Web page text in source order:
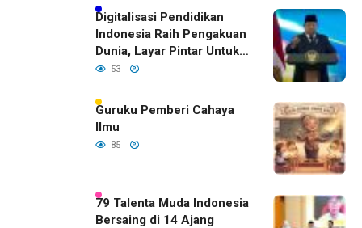
Digitalisasi Pendidikan
Indonesia Raih Pengakuan
Dunia, Layar Pintar Untuk
Semua Siswa
53
Guruku Pemberi Cahaya
Ilmu
85
79 Talenta Muda Indonesia
Bersaing di 14 Ajang